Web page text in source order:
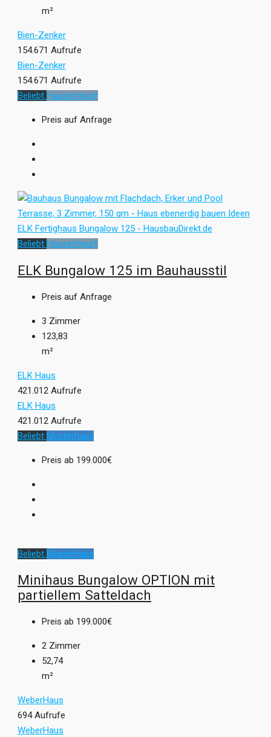
m²
Bien-Zenker
154.671 Aufrufe
Bien-Zenker
154.671 Aufrufe
Beliebt Hausentwurf
Preis auf Anfrage
Beliebt Hausentwurf
ELK Bungalow 125 im Bauhausstil
Preis auf Anfrage
3 Zimmer
123,83
m²
ELK Haus
421.012 Aufrufe
ELK Haus
421.012 Aufrufe
Beliebt Musterhaus
Preis ab 199.000€
Beliebt Musterhaus
Minihaus Bungalow OPTION mit
partiellem Satteldach
Preis ab 199.000€
2 Zimmer
52,74
m²
WeberHaus
694 Aufrufe
WeberHaus